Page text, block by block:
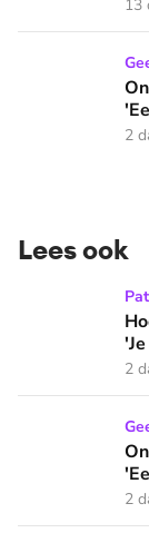
13
Onbeperkt
2
Lees ook
Hoe
2
Onbeperkt
2